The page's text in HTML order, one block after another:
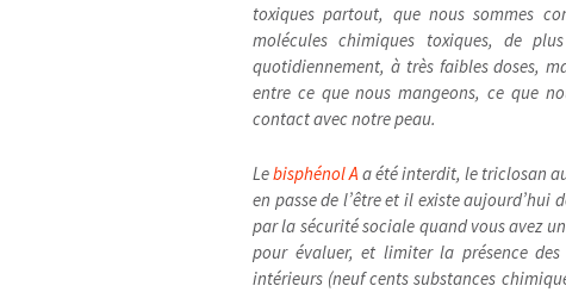
toxiques partout, que nous sommes
molécules chimiques toxiques, de
quotidiennement, à très faibles doses,
entre ce que nous mangeons, ce que
contact avec notre peau.
Lebisphénol Aa été interdit, le triclosan
en passe de l’être et il existe aujourd’hui
par la sécurité sociale quand vous avez
pour évaluer, et limiter la présence
intérieurs (neuf cents substances